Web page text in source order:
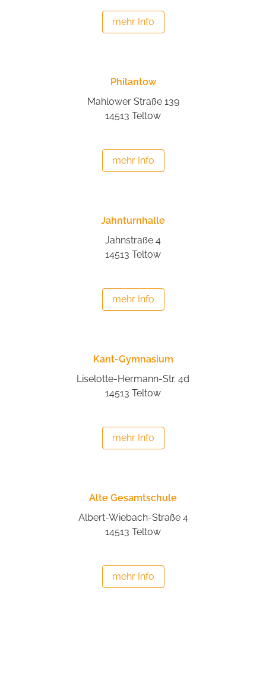
mehr Info
Philantow
Mahlower Straße 139
14513 Teltow
mehr Info
Jahnturnhalle
Jahnstraße 4
14513 Teltow
mehr Info
Kant-Gymnasium
Liselotte-Hermann-Str. 4d
14513 Teltow
mehr Info
Alte Gesamtschule
Albert-Wiebach-Straße 4
14513 Teltow
mehr Info